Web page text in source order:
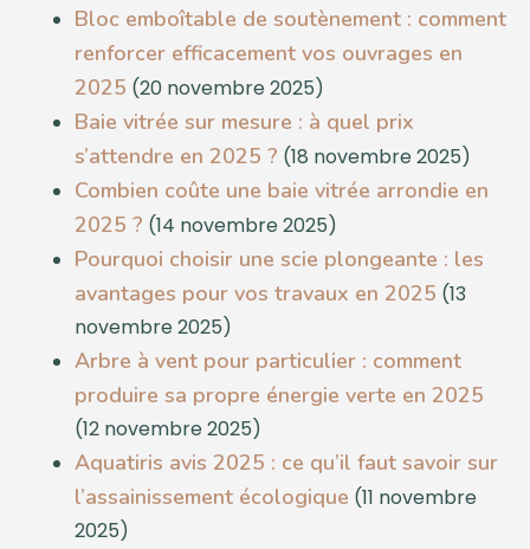
Bloc emboîtable de soutènement : comment
renforcer efficacement vos ouvrages en
2025 (20 novembre 2025)
Baie vitrée sur mesure : à quel prix
s’attendre en 2025 ? (18 novembre 2025)
Combien coûte une baie vitrée arrondie en
2025 ? (14 novembre 2025)
Pourquoi choisir une scie plongeante : les
avantages pour vos travaux en 2025 (13
novembre 2025)
Arbre à vent pour particulier : comment
produire sa propre énergie verte en 2025
(12 novembre 2025)
Aquatiris avis 2025 : ce qu’il faut savoir sur
l’assainissement écologique (11 novembre
2025)